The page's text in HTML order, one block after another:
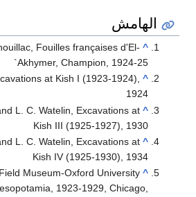
الهامش
^
Fouilles françaises d'El-
`Akhymer, Champion, 1924-25
^
at Kish I (1923-1924),
1924
^
L. C. Watelin, Excavations at
Kish III (1925-1927), 1930
^
L. C. Watelin, Excavations at
Kish IV (1925-1930), 1934
^
Museum-Oxford University
1923-1929, Chicago,